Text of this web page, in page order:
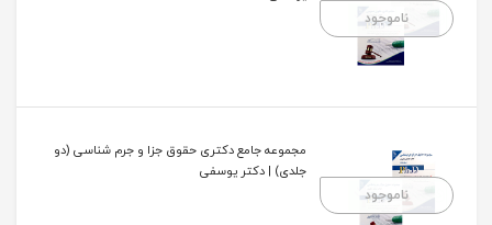
ناموجود
ناموجود
مجموعه جامع دکتری حقوق جزا و جرم شناسی (دو
جلدی) | دکتر یوسفی